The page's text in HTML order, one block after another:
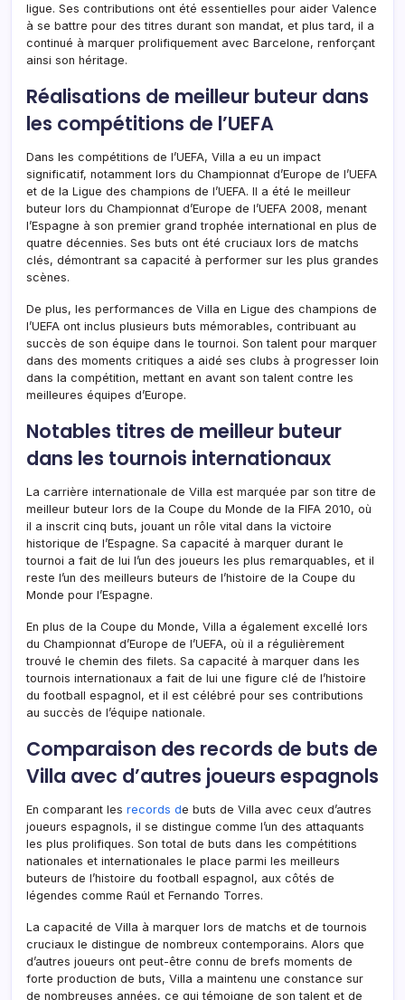
ligue. Ses contributions ont été essentielles pour aider Valence
à se battre pour des titres durant son mandat, et plus tard, il a
continué à marquer prolifiquement avec Barcelone, renforçant
ainsi son héritage.
Réalisations de meilleur buteur dans
les compétitions de l’UEFA
Dans les compétitions de l’UEFA, Villa a eu un impact
significatif, notamment lors du Championnat d’Europe de l’UEFA
et de la Ligue des champions de l’UEFA. Il a été le meilleur
buteur lors du Championnat d’Europe de l’UEFA 2008, menant
l’Espagne à son premier grand trophée international en plus de
quatre décennies. Ses buts ont été cruciaux lors de matchs
clés, démontrant sa capacité à performer sur les plus grandes
scènes.
De plus, les performances de Villa en Ligue des champions de
l’UEFA ont inclus plusieurs buts mémorables, contribuant au
succès de son équipe dans le tournoi. Son talent pour marquer
dans des moments critiques a aidé ses clubs à progresser loin
dans la compétition, mettant en avant son talent contre les
meilleures équipes d’Europe.
Notables titres de meilleur buteur
dans les tournois internationaux
La carrière internationale de Villa est marquée par son titre de
meilleur buteur lors de la Coupe du Monde de la FIFA 2010, où
il a inscrit cinq buts, jouant un rôle vital dans la victoire
historique de l’Espagne. Sa capacité à marquer durant le
tournoi a fait de lui l’un des joueurs les plus remarquables, et il
reste l’un des meilleurs buteurs de l’histoire de la Coupe du
Monde pour l’Espagne.
En plus de la Coupe du Monde, Villa a également excellé lors
du Championnat d’Europe de l’UEFA, où il a régulièrement
trouvé le chemin des filets. Sa capacité à marquer dans les
tournois internationaux a fait de lui une figure clé de l’histoire
du football espagnol, et il est célébré pour ses contributions
au succès de l’équipe nationale.
Comparaison des records de buts de
Villa avec d’autres joueurs espagnols
En comparant les records de buts de Villa avec ceux d’autres
joueurs espagnols, il se distingue comme l’un des attaquants
les plus prolifiques. Son total de buts dans les compétitions
nationales et internationales le place parmi les meilleurs
buteurs de l’histoire du football espagnol, aux côtés de
légendes comme Raúl et Fernando Torres.
La capacité de Villa à marquer lors de matchs et de tournois
cruciaux le distingue de nombreux contemporains. Alors que
d’autres joueurs ont peut-être connu de brefs moments de
forte production de buts, Villa a maintenu une constance sur
de nombreuses années, ce qui témoigne de son talent et de